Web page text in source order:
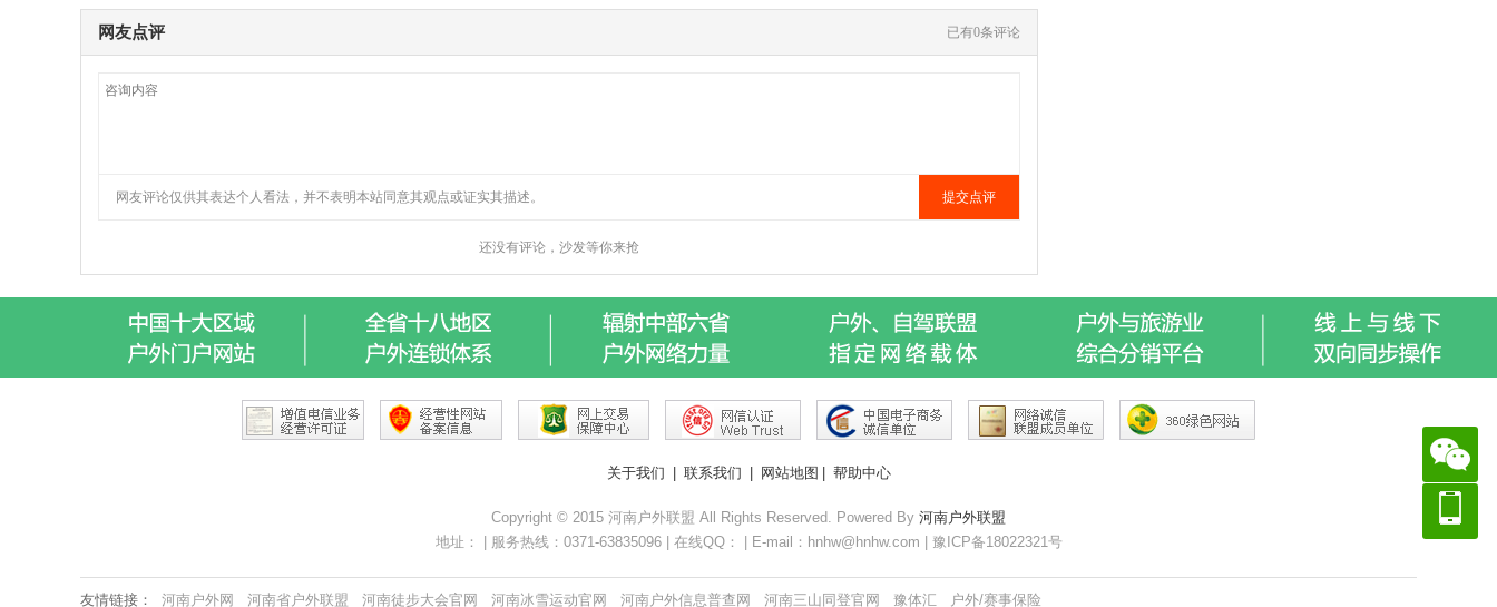
关于我们 联系我们 网站地图 帮助中心
Copyright © 2015 河南户外联盟 All Rights Reserved. Powered By 河南户外联盟
地址： | 服务热线：0371-63835096 | 在线QQ： | E-mail：hnhw@hnhw.com | 豫ICP备18022321号
友情链接： 河南户外网 河南省户外联盟 河南徒步大会官网 河南冰雪运动官网 河南户外信息普查网 河南三山同登官网 豫体汇 户外/赛事保险